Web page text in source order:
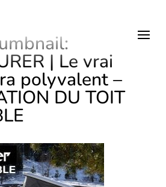
| Le vrai
polyvalent –
DU TOIT